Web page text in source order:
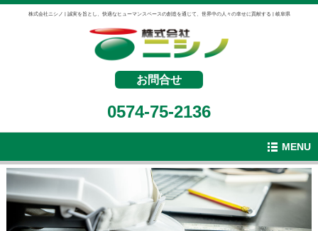
株式会社ニシノ | 誠実を旨とし、快適なヒューマンスペースの創造を通じて、世界中の人々の幸せに貢献する | 岐阜県
お問合せ
0574-75-2136
MENU